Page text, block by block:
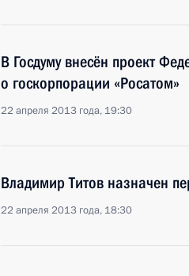
В Госдуму внесён проект
о госкорпорации «Росатом»
22 апреля 2013 года, 19:30
Владимир Титов назначен
22 апреля 2013 года, 18:30